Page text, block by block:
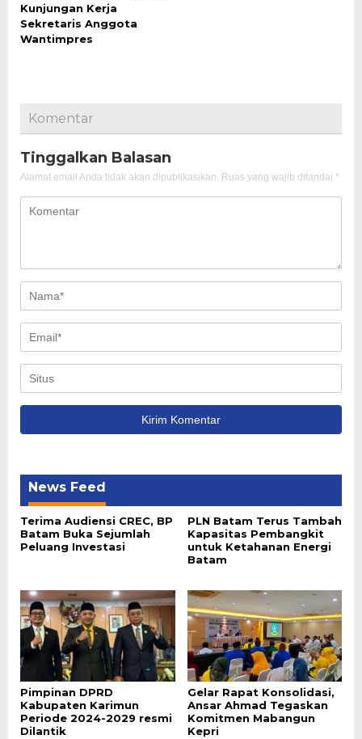
Kunjungan Kerja
Sekretaris Anggota
Wantimpres
Komentar
Tinggalkan Balasan
Alamat email Anda tidak akan dipublikasikan. Ruas yang wajib ditandai *
News Feed
Terima Audiensi CREC, BP
Batam Buka Sejumlah
Peluang Investasi
PLN Batam Terus Tambah
Kapasitas Pembangkit
untuk Ketahanan Energi
Batam
Pimpinan DPRD
Kabupaten Karimun
Periode 2024-2029 resmi
Dilantik
Gelar Rapat Konsolidasi,
Ansar Ahmad Tegaskan
Komitmen Mabangun
Kepri